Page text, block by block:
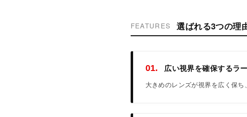
FEATURES 選ばれる3つの理
01. 広い視界を確保するラ
大きめのレンズが視界を広く保ち